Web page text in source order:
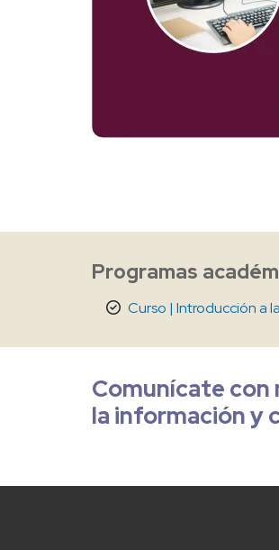
Programas
Curso | Introducción a
Comunícate con
la información y